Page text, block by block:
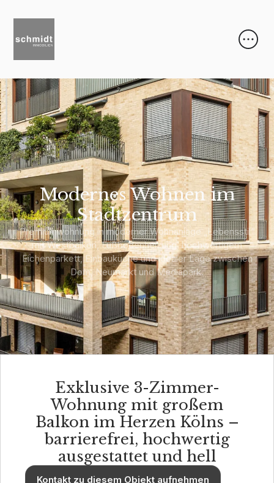
Modernes Wohnen im
Stadtzentrum
Premiumwohnung in moderner Wohnanlage „Lebensstil“
mit Westbalkon, Fußbodenheizung, hochwertigem
Eichenparkett, Einbauküche und idealer Lage zwischen
Dom, Neumarkt und Mediapark.
Exklusive 3-Zimmer-
Wohnung mit großem
Balkon im Herzen Kölns –
barrierefrei, hochwertig
ausgestattet und hell
Kontakt zu diesem Objekt aufnehmen